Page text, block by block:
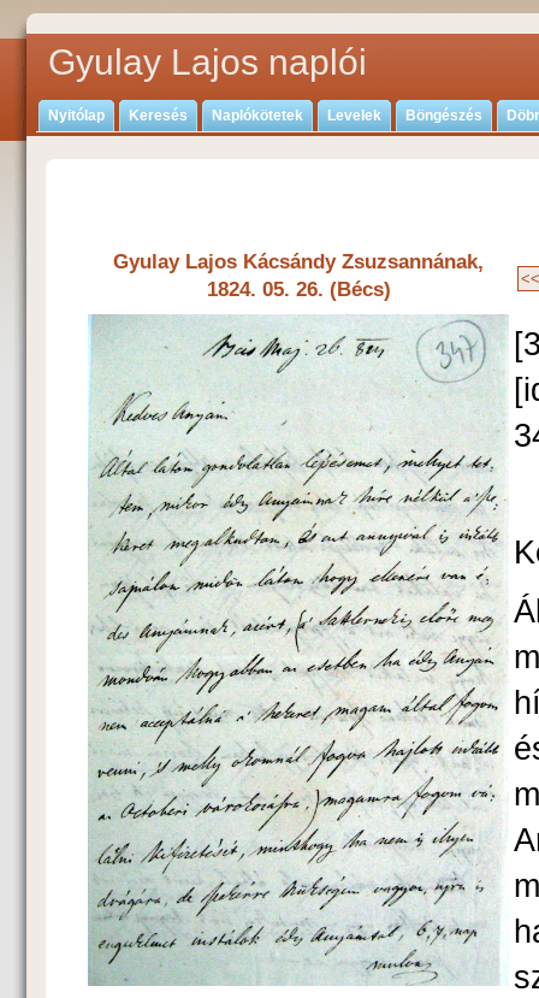
Gyulay Lajos naplói
Nyitólap Keresés Naplókötetek Levelek Böngészés
Gyulay Lajos Kácsándy Zsuzsannának,
1824. 05. 26. (Bécs)